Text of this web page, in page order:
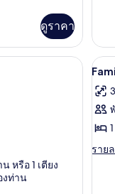
ดูราคา
ห้อง
นอ
ระ
เห็น
วิว
ห้อง
คลาส
สิ
กดับ
หรือ
ทวิ
น,
นอน,
บียง | มินิบาร์, โต๊ะทำงาน,
หรือ 1 เตียง
งท่าน
เปิด
ภา
ทั้ง
ของ
1
ราย
ราย